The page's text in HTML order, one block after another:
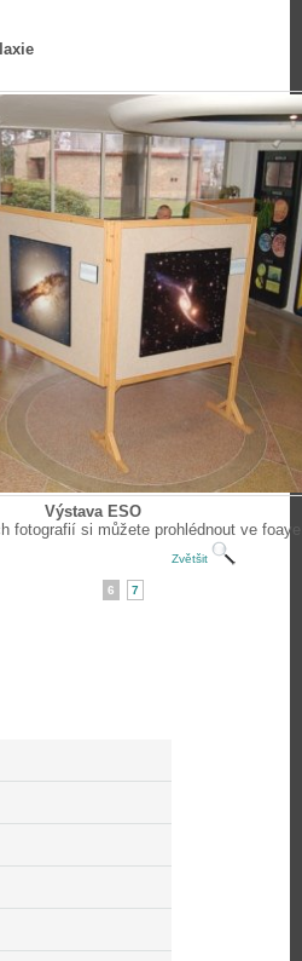
Výstava ESO
fotografií si můžete prohlédnout ve
Zvětšit
6 7